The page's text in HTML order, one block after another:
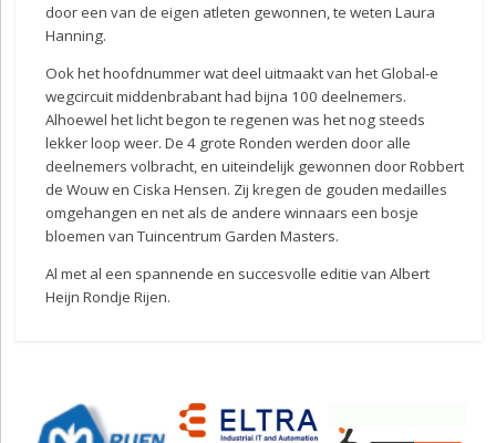
door een van de eigen atleten gewonnen, te weten Laura
Hanning.
Ook het hoofdnummer wat deel uitmaakt van het Global-e
wegcircuit middenbrabant had bijna 100 deelnemers.
Alhoewel het licht begon te regenen was het nog steeds
lekker loop weer. De 4 grote Ronden werden door alle
deelnemers volbracht, en uiteindelijk gewonnen door Robbert
de Wouw en Ciska Hensen. Zij kregen de gouden medailles
omgehangen en net als de andere winnaars een bosje
bloemen van Tuincentrum Garden Masters.
Al met al een spannende en succesvolle editie van Albert
Heijn Rondje Rijen.